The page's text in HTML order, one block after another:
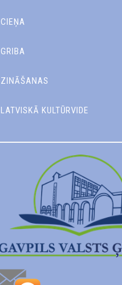
CIEŅA
GRIBA
ZINĀŠANAS
LATVISKĀ KULTŪRVIDE